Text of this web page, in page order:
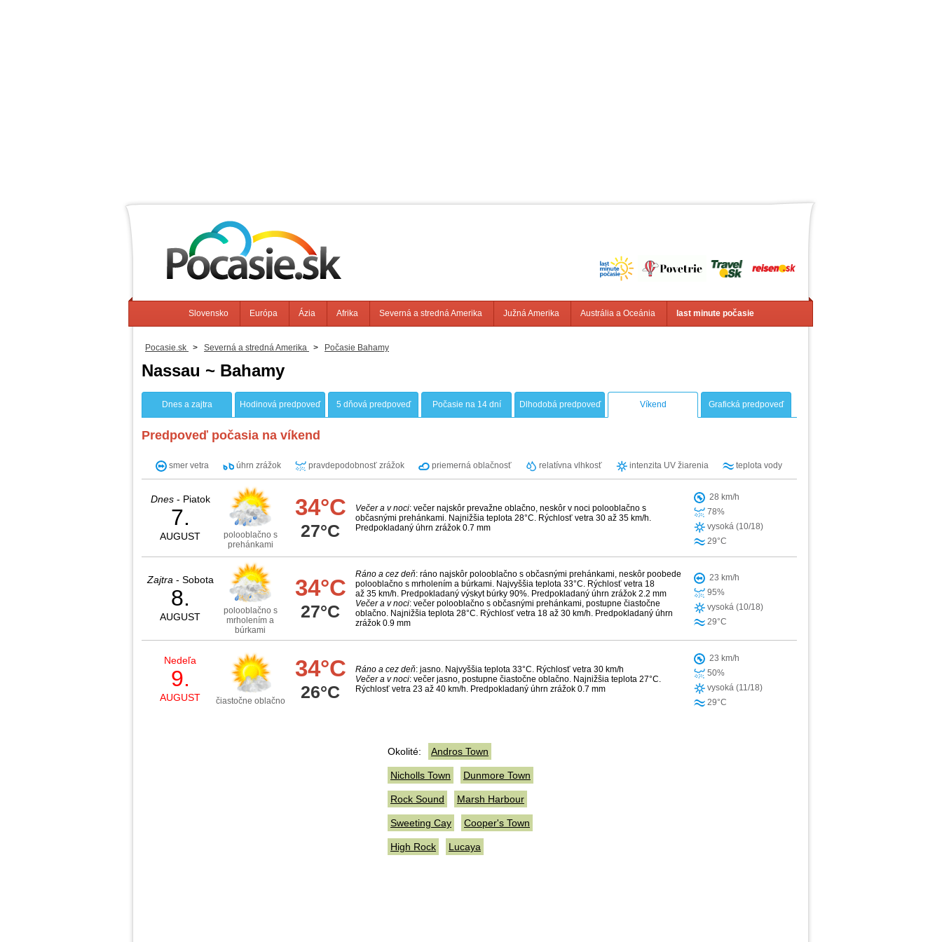
Slovensko Európa Ázia Afrika Severná a stredná Amerika Južná Amerika Austrália a Oceánia last minute počasie
Pocasie.sk > Severná a stredná Amerika > Počasie Bahamy
Nassau ~ Bahamy
Dnes a zajtra Hodinová predpoveď 5 dňová predpoveď Počasie na 14 dní Dlhodobá predpoveď Víkend Grafická predpoveď
Predpoveď počasia na víkend
smer vetra úhrn zrážok pravdepodobnosť zrážok priemerná oblačnosť relatívna vlhkosť intenzita UV žiarenia teplota vody
Dnes- Piatok
7.
AUGUST
polooblačno s
prehánkami
34°C
27°C
Večer a v noci: večer najskôr prevažne oblačno, neskôr v noci polooblačno s
občasnými prehánkami. Najnižšia teplota 28°C. Rýchlosť vetra 30 až 35 km/h.
Predpokladaný úhrn zrážok 0.7 mm
28 km/h
78%
vysoká (10/18)
29°C
Zajtra - Sobota
8.
AUGUST
polooblačno s
mrholením a
búrkami
34°C
27°C
Ráno a cez deň: ráno najskôr polooblačno s občasnými prehánkami, neskôr poobede
polooblačno s mrholením a búrkami. Najvyššia teplota 33°C. Rýchlosť vetra 18
až 35 km/h. Predpokladaný výskyt búrky 90%. Predpokladaný úhrn zrážok 2.2 mm
Večer a v noci: večer polooblačno s občasnými prehánkami, postupne čiastočne
oblačno. Najnižšia teplota 28°C. Rýchlosť vetra 18 až 30 km/h. Predpokladaný úhrn
zrážok 0.9 mm
23 km/h
95%
vysoká (10/18)
29°C
Nedeľa
9.
AUGUST čiastočne oblačno
34°C
26°C
Ráno a cez deň: jasno. Najvyššia teplota 33°C. Rýchlosť vetra 30 km/h
Večer a v noci: večer jasno, postupne čiastočne oblačno. Najnižšia teplota 27°C.
Rýchlosť vetra 23 až 40 km/h. Predpokladaný úhrn zrážok 0.7 mm
23 km/h
50%
vysoká (11/18)
29°C
Okolité: Andros Town
Nicholls Town Dunmore Town
Rock Sound Marsh Harbour
Sweeting Cay Cooper's Town
High Rock Lucaya